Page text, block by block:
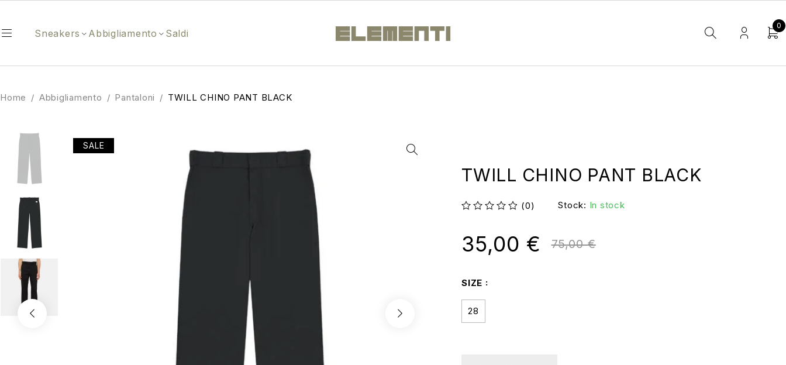
Sneakers Abbigliamento Saldi
0
Home / Abbigliamento / Pantaloni / TWILL CHINO PANT BLACK
SALE
TWILL CHINO PANT BLACK
(0) Stock: In stock
75,00€
35,00 €
SIZE
28